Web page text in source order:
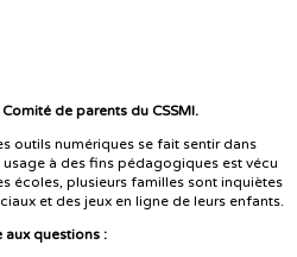
de parents du CSSMI.
outils numériques se fait sentir dans
à des fins pédagogiques est vécu
écoles, plusieurs familles sont inquiètes
et des jeux en ligne de leurs enfants.
aux questions :